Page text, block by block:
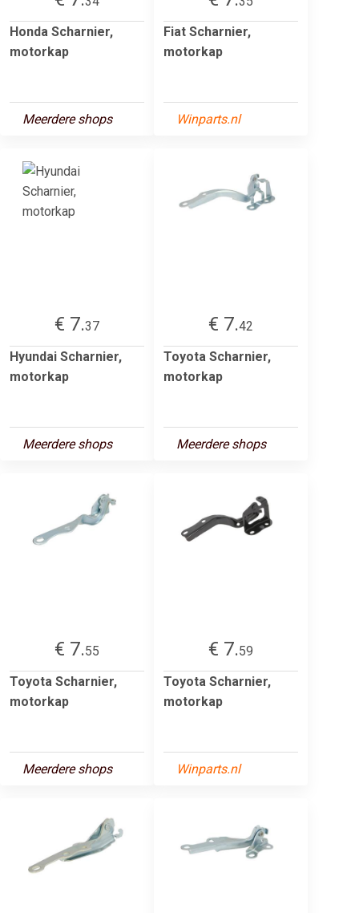
Honda Scharnier,
motorkap
Meerdere shops
Fiat Scharnier,
motorkap
Winparts.nl
€ 7.37
Hyundai Scharnier,
motorkap
Meerdere shops
€ 7.42
Toyota Scharnier,
motorkap
Meerdere shops
€ 7.55
Toyota Scharnier,
motorkap
Meerdere shops
€ 7.59
Toyota Scharnier,
motorkap
Winparts.nl